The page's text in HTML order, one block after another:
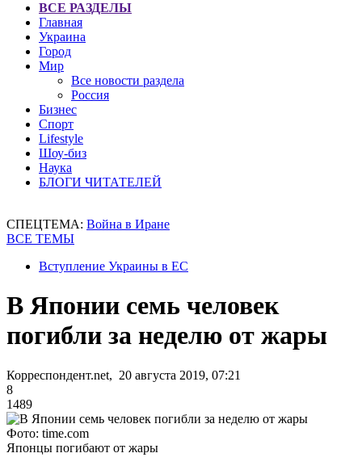
ВСЕ РАЗДЕЛЫ
Главная
Украина
Город
Мир
Все новости раздела
Россия
Бизнес
Спорт
Lifestyle
Шоу-биз
Наука
БЛОГИ ЧИТАТЕЛЕЙ
СПЕЦТЕМА: Война в Иране
ВСЕ ТЕМЫ
Вступление Украины в ЕС
В Японии семь человек
погибли за неделю от жары
Корреспондент.net, 20 августа 2019, 07:21
8
1489
Фото: time.com
Японцы погибают от жары